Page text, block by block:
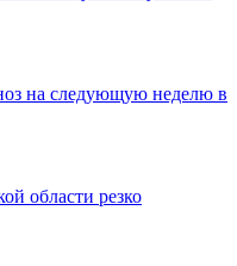
на следующую неделю в
области резко